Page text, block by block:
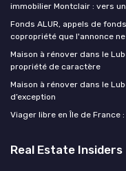
immobilier Montclair : vers
Fonds ALUR, appels de
copropriété que l'annonce
Maison à rénover dans le
propriété de caractère
Maison à rénover dans le
d’exception
Viager libre en Île de France
Real Estate Insiders